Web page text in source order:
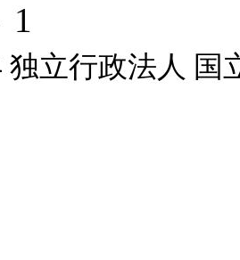
1
独立行政法人 国